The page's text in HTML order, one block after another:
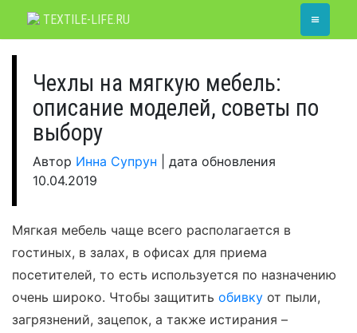
TEXTILE-LIFE.RU ≡
Чехлы на мягкую мебель:
описание моделей, советы по
выбору
Автор Инна Супрун
дата обновления
10.04.2019
Мягкая мебель чаще всего располагается в
гостиных, в залах, в офисах для приема
посетителей, то есть используется по назначению
очень широко. Чтобы защитить обивку от пыли,
загрязнений, зацепок, а также истирания –